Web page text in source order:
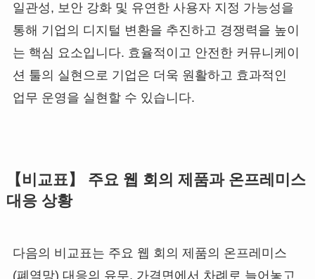
일관성, 보안 강화 및 유연한 사용자 지정 가능성을
통해 기업의 디지털 변환을 추진하고 경쟁력을 높이
는 핵심 요소입니다. 효율적이고 안전한 커뮤니케이
션 툴의 실현으로 기업은 더욱 원활하고 효과적인
업무 운영을 실현할 수 있습니다.
【비교표】 주요 웹 회의 제품과 온프레미스
대응 상황
다음의 비교표는 주요 웹 회의 제품의 온프레미스
(폐역망) 대응의 유무, 가격면에서 차례로 늘어놓고